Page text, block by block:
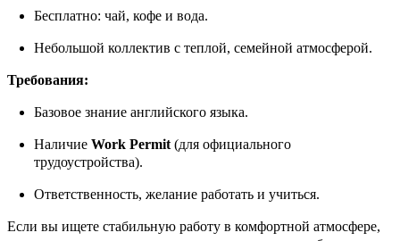
Бесплатно: чай, кофе и вода.
Небольшой коллектив с теплой, семейной атмосферой.
Требования:
Базовое знание английского языка.
Наличие Work Permit (для официального
трудоустройства).
Ответственность, желание работать и учиться.
Если вы ищете стабильную работу в комфортной атмосфере,